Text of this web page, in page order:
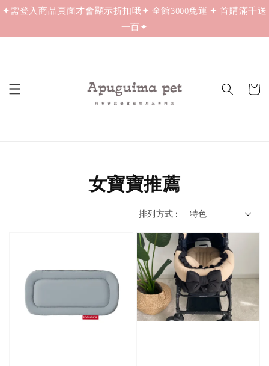
✦需登入商品頁面才會顯示折扣哦✦ 全館3000免運 ✦ 首購滿千送
一百✦
女寶寶推薦
排列方式 :